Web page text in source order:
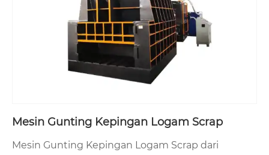
Mesin Gunting Kepingan Logam Scrap
Mesin Gunting Kepingan Logam Scrap dari